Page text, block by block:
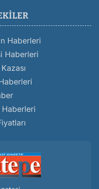
Haberleri
Haberleri